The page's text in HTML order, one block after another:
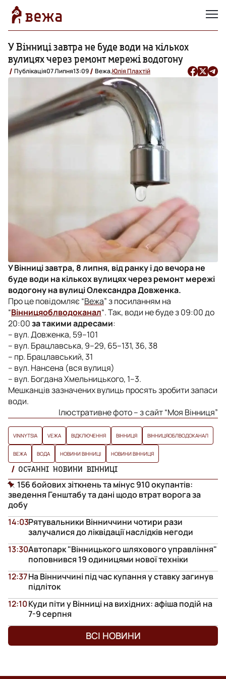
У Вінниці завтра не буде води на кількох
вулицях через ремонт мережі водогону
Публікація07 Липня13:09 Вежа,Юлія Плахтій
У Вінниці завтра, 8 липня, від ранку і до вечора не
буде води на кількох вулицях через ремонт мережі
водогону на вулиці Олександра Довженка.
Про це повідомляє “Вежа” з посиланням на
“Вінницяоблводоканал“. Так, води не будез 09:00 до
20:00за такими адресами:
– вул. Довженка, 59–101
– вул. Брацлавська, 9–29, 65–131, 36, 38
– пр. Брацлавський, 31
– вул. Нансена (вся вулиця)
– вул. Богдана Хмельницького, 1–3.
Мешканців зазначених вулиць просять зробити запаси
води.
Ілюстративне фото – з сайт “Моя Вінниця”
VINNYTSIA VЕЖА ВІДКЛЮЧЕННЯ ВІННИЦЯ ВІННИЦЯОБЛВОДОКАНАЛ
ВЕЖА ВОДА НОВИНИ ВІННИЦІ НОВИНИ ВІННИЦЯ
ОСТАННІ НОВИНИ ВІННИЦІ
156 бойових зіткнень та мінус 910 окупантів:
зведення Генштабу та дані щодо втрат ворога за
добу
Рятувальники Вінниччини чотири рази
залучалися до ліквідації наслідків негоди
14:03
Автопарк "Вінницького шляхового управління"
поповнився 19 одиницями нової техніки
13:30
На Вінниччині під час купання у ставку загинув
підліток
12:37
Куди піти у Вінниці на вихідних: афіша подій на
7-9 серпня
12:10
ВСІ НОВИНИ